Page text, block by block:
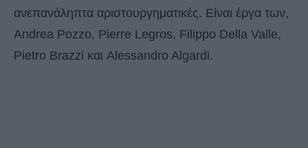
ανεπανάληπτα αριστουργηματικές. Είναι έργα των,
Andrea Pozzo, Pierre Legros, Filippo Della Valle,
Pietro Brazzi και Alessandro Algardi.